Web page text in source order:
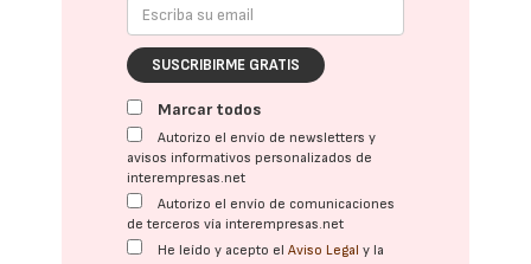
SUSCRIBIRME GRATIS
Marcar todos
Autorizo el envío de newsletters y
avisos informativos personalizados de
interempresas.net
Autorizo el envío de comunicaciones
de terceros vía interempresas.net
He leído y acepto elAviso Legal y la